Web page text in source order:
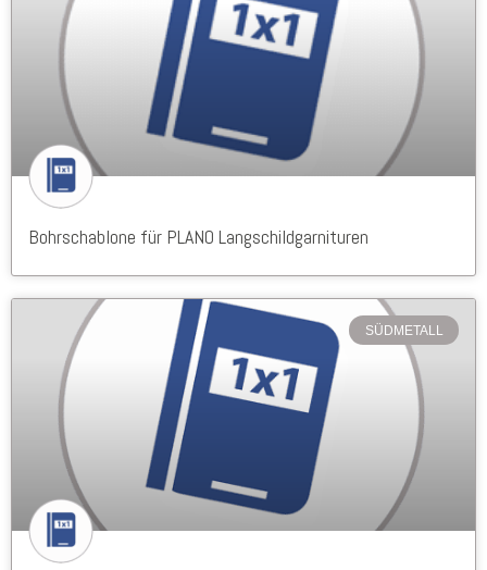
Bohrschablone für PLANO Langschildgarnituren
SÜDMETALL